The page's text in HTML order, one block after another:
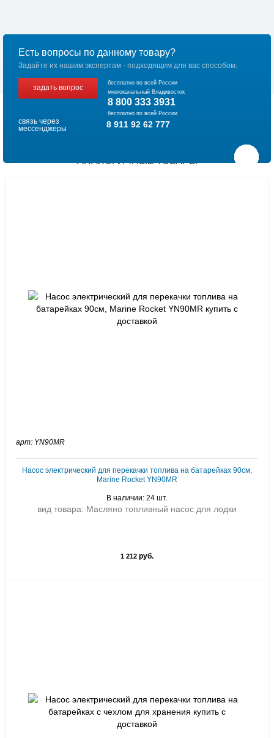
Есть вопросы по данному товару?
Задайте их нашим экспертам - подходящим для вас способом.
задать вопрос
бесплатно по всей России
многоканальный Владивосток
8 800 333 3931
бесплатно по всей России
связь через
мессенджеры
8 911 92 62 777
АНАЛОГИЧНЫЕ ТОВАРЫ
арт: YN90MR
Насос электрический для перекачки топлива на батарейках 90см,
Marine Rocket YN90MR
В наличии: 24 шт.
вид товара: Масляно топливный насос для лодки
1 212 руб.